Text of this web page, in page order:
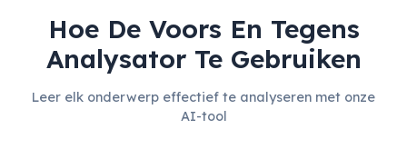
Hoe De Voors En Tegens
Analysator Te Gebruiken
Leer elk onderwerp effectief te analyseren met onze
AI-tool